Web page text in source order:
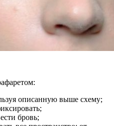
описанную выше схему;
бровь;